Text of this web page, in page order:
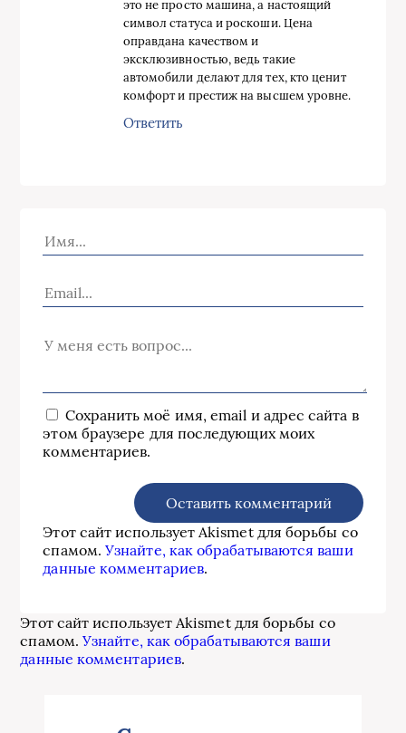
это не просто машина, а настоящий
символ статуса и роскоши. Цена
оправдана качеством и
эксклюзивностью, ведь такие
автомобили делают для тех, кто ценит
комфорт и престиж на высшем уровне.
Ответить
Сохранить моё имя, email и адрес сайта в
этом браузере для последующих моих
комментариев.
Этот сайт использует Akismet для борьбы со
спамом.Узнайте, как обрабатываются ваши
данные комментариев.
Этот сайт использует Akismet для борьбы со
спамом.Узнайте, как обрабатываются ваши
данные комментариев.